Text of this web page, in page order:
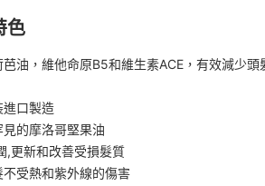
色
芭油，維他命原B5和維生素ACE，有效減少
進口製造
的摩洛哥堅果油
,更新和改善受損髮質
不受熱和紫外線的傷害